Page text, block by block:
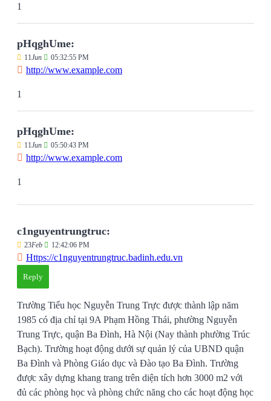
1
pHqghUme:
11Jun 05:32:55 PM
http://www.example.com
1
pHqghUme:
11Jun 05:50:43 PM
http://www.example.com
1
c1nguyentrungtruc:
23Feb 12:42:06 PM
Https://c1nguyentrungtruc.badinh.edu.vn
Reply
Trường Tiểu học Nguyễn Trung Trực được thành lập năm
1985 có địa chỉ tại 9A Phạm Hồng Thái, phường Nguyễn
Trung Trực, quận Ba Đình, Hà Nội (Nay thành phường Trúc
Bạch). Trường hoạt động dưới sự quản lý của UBND quận
Ba Đình và Phòng Giáo dục và Đào tạo Ba Đình. Trường
được xây dựng khang trang trên diện tích hơn 3000 m2 với
đủ các phòng học và phòng chức năng cho các hoạt động học